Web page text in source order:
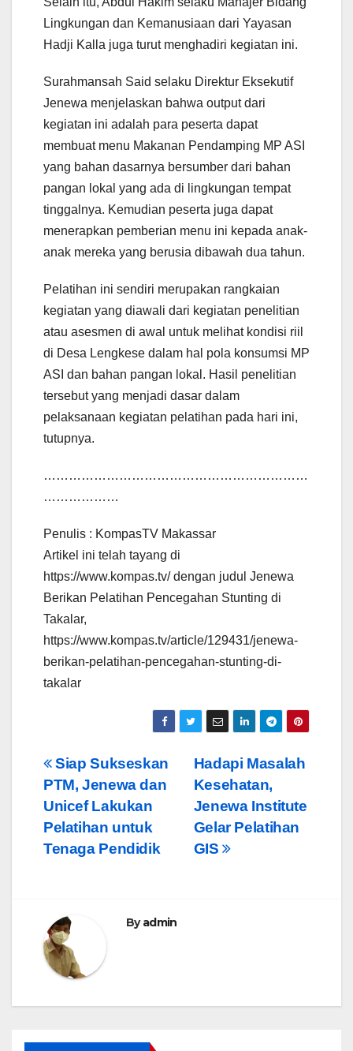
Lingkungan dan Kemanusiaan dari Yayasan
Hadji Kalla juga turut menghadiri kegiatan ini.
Surahmansah Said selaku Direktur Eksekutif
Jenewa menjelaskan bahwa output dari
kegiatan ini adalah para peserta dapat
membuat menu Makanan Pendamping MP ASI
yang bahan dasarnya bersumber dari bahan
pangan lokal yang ada di lingkungan tempat
tinggalnya. Kemudian peserta juga dapat
menerapkan pemberian menu ini kepada anak-
anak mereka yang berusia dibawah dua tahun.
Pelatihan ini sendiri merupakan rangkaian
kegiatan yang diawali dari kegiatan penelitian
atau asesmen di awal untuk melihat kondisi riil
di Desa Lengkese dalam hal pola konsumsi MP
ASI dan bahan pangan lokal. Hasil penelitian
tersebut yang menjadi dasar dalam
pelaksanaan kegiatan pelatihan pada hari ini,
tutupnya.
………………………………………………………
………………
Penulis : KompasTV Makassar
Artikel ini telah tayang di
https://www.kompas.tv/ dengan judul Jenewa
Berikan Pelatihan Pencegahan Stunting di
Takalar,
https://www.kompas.tv/article/129431/jenewa-
berikan-pelatihan-pencegahan-stunting-di-
takalar
Post
navigation
Hadapi Masalah
Kesehatan,
Jenewa Institute
Gelar Pelatihan
GIS
Siap Sukseskan
PTM, Jenewa dan
Unicef Lakukan
Pelatihan untuk
Tenaga Pendidik
Byadmin